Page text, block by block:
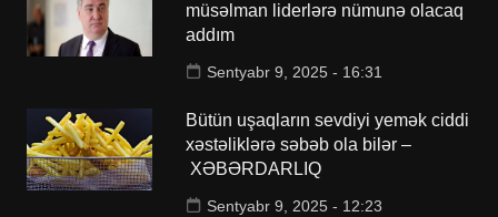
müsəlman liderlərə nümunə olacaq
addım
Sentyabr 9, 2025 - 16:31
Bütün uşaqların sevdiyi yemək ciddi
xəstəliklərə səbəb ola bilər –
XƏBƏRDARLIQ
Sentyabr 9, 2025 - 12:23